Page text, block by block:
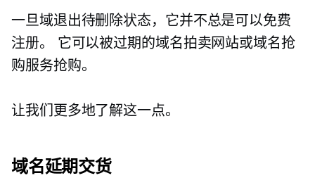
一旦域退出待删除状态，它并不总是可以免费
注册。 它可以被过期的域名拍卖网站或域名抢
购服务抢购。
让我们更多地了解这一点。
域名延期交货